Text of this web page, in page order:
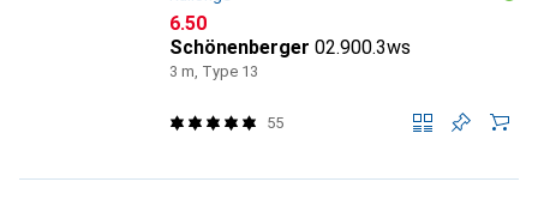
CHF
6.50
Schönenberger 02.900.3ws
3 m, Type 13
55